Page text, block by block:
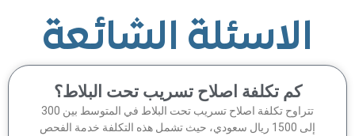
الاسئلة الشائعة
كم تكلفة اصلاح تسريب تحت البلاط؟
تتراوح تكلفة اصلاح تسريب تحت البلاط في المتوسط بين 300
إلى 1500 ريال سعودي، حيث تشمل هذه التكلفة خدمة الفحص